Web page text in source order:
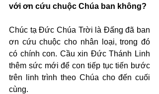
với ơn cứu chuộc Chúa ban không?
Chúc tạ Đức Chúa Trời là Đấng đã ban
ơn cứu chuộc cho nhân loại, trong đó
có chính con. Cầu xin Đức Thánh Linh
thêm sức mới để con tiếp tục tiến bước
trên linh trình theo Chúa cho đến cuối
cùng.